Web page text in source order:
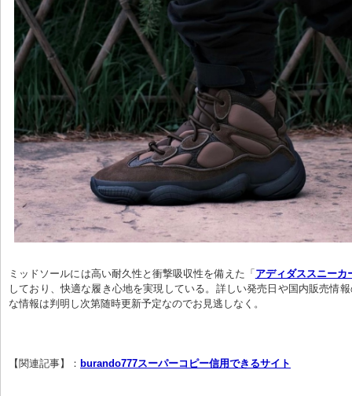
ミッドソールには高い耐久性と衝撃吸収性を備えた「 アディダススニーカ
しており、快適な履き心地を実現している。詳しい発売日や国内販売情
な情報は判明し次第随時更新予定なのでお見逃しなく。
【関連記事】： burando777スーパーコピー信用できるサイト